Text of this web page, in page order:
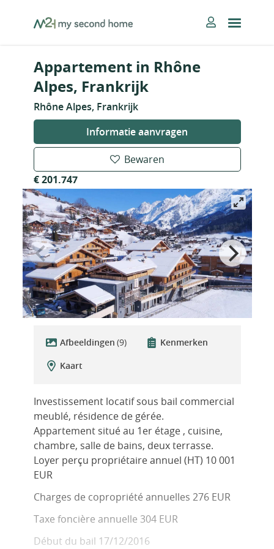
MySecondHome
Appartement in Rhône
Alpes, Frankrijk
Rhône Alpes, Frankrijk
Informatie aanvragen
Bewaren
€ 201.747
Afbeeldingen (9)
Kenmerken
Kaart
Investissement locatif sous bail commercial
meublé, résidence de gérée.
Appartement situé au 1er étage , cuisine,
chambre, salle de bains, deux terrasse.
Loyer perçu propriétaire annuel (HT) 10 001
EUR
Charges de copropriété annuelles 276 EUR
Taxe foncière annuelle 304 EUR
Début du bail 17/12/2016